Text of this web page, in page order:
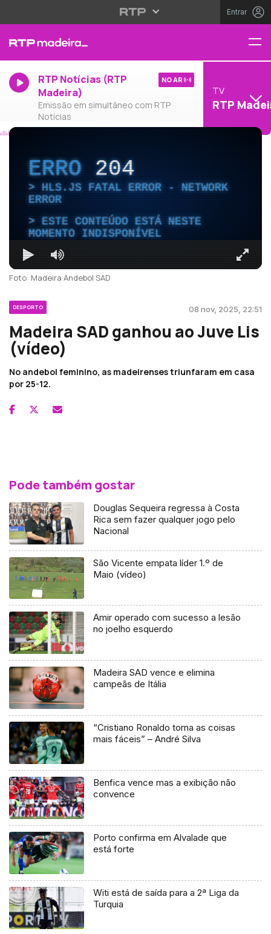
Entrar
RTP Notícias (RTP
Madeira)
Emissão em simultâneo com RTP
Notícias
NO AR
TV
RTP
ERRO204
HLS.JS FATAL ERROR - NETWORK
ERROR
ESTE CONTEÚDO ESTÁ NESTE
MOMENTO INDISPONÍVEL
Foto: Madeira Andebol SAD
DESPORTO 08 nov, 2025, 22:51
Madeira SAD ganhou ao Juve Lis
(vídeo)
No andebol feminino, as madeirenses triunfaram em casa
por 25-12.
Pode também gostar
Douglas Sequeira regressa à Costa
Rica sem fazer qualquer jogo pelo
Nacional
São Vicente empata líder 1.º de
Maio (vídeo)
Amir operado com sucesso a lesão
no joelho esquerdo
Madeira SAD vence e elimina
campeãs de Itália
“Cristiano Ronaldo torna as coisas
mais fáceis” – André Silva
Benfica vence mas a exibição não
convence
Porto confirma em Alvalade que
está forte
Witi está de saída para a 2ª Liga da
Turquia